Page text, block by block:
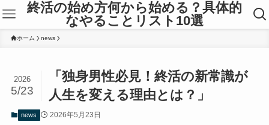
終活の始め方何から始める？具体的
なやることリスト10選
ホーム news
「独身男性必見！終活の新常識が
人生を変える理由とは？」
2026
5/23
news 2026年5月23日